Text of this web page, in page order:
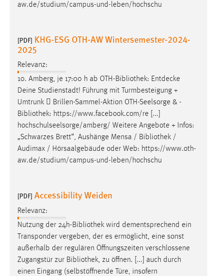
aw.de/studium/campus-und-leben/hochschu
[PDF] KHG-ESG OTH-AW Wintersemester-2024-
2025
Relevanz:
10. Amberg, je 17:00 h ab OTH-Bibliothek: Entdecke
Deine Studienstadt! Führung mit Turmbesteigung +
Umtrunk  Brillen-Sammel-Aktion OTH-Seelsorge & -
Bibliothek: https://www.facebook.com/re [...]
hochschulseelsorge/amberg/ Weitere Angebote + Infos:
„Schwarzes Brett“, Aushänge Mensa / Bibliothek /
Audimax / Hörsaalgebäude oder Web: https://www.oth-
aw.de/studium/campus-und-leben/hochschu
[PDF] Accessibility Weiden
Relevanz:
Nutzung der 24h-Bibliothek wird dementsprechend ein
Transponder vergeben, der es ermöglicht, eine sonst
außerhalb der regulären Öffnungszeiten verschlossene
Zugangstür zur Bibliothek, zu öffnen. [...] auch durch
einen Eingang (selbstöffnende Türe, insofern